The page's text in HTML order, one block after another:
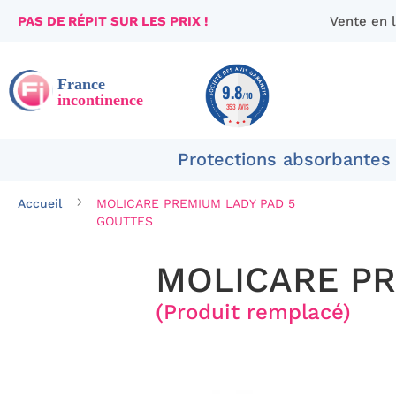
Aller
PAS DE RÉPIT SUR LES PRIX ! Vente en
Protections absorbantes
Accueil
MOLICARE PREMIUM LADY PAD 5
GOUTTES
MOLICARE
(Produit remplacé)
9.8/10
353 AVIS